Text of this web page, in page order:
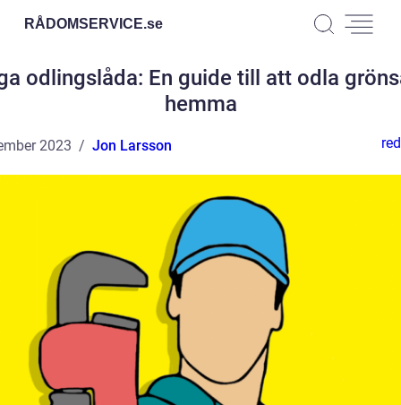
RÅDOMSERVICE.se
odlingslåda: En guide till att odla
hemma
2023 Jon Larsson